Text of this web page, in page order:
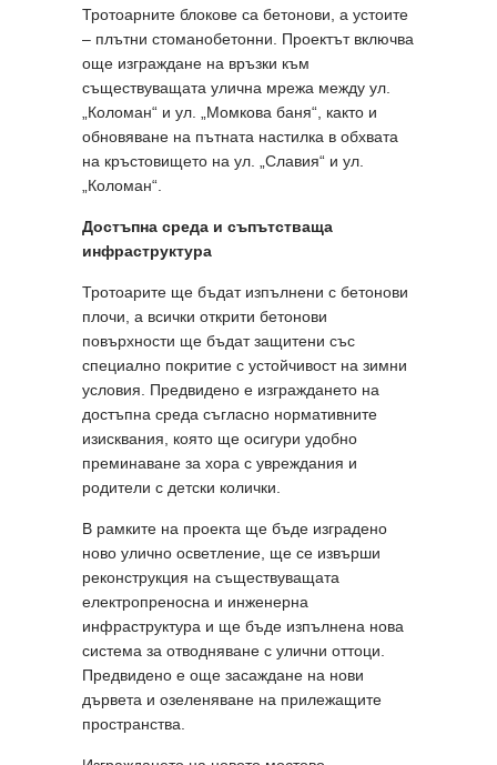
Тротоарните блокове са бетонови, а устоите
– плътни стоманобетонни. Проектът включва
още изграждане на връзки към
съществуващата улична мрежа между ул.
„Коломан“ и ул. „Момкова баня“, както и
обновяване на пътната настилка в обхвата
на кръстовището на ул. „Славия“ и ул.
„Коломан“.
Достъпна среда и съпътстваща
инфраструктура
Тротоарите ще бъдат изпълнени с бетонови
плочи, а всички открити бетонови
повърхности ще бъдат защитени със
специално покритие с устойчивост на зимни
условия. Предвидено е изграждането на
достъпна среда съгласно нормативните
изисквания, която ще осигури удобно
преминаване за хора с увреждания и
родители с детски колички.
В рамките на проекта ще бъде изградено
ново улично осветление, ще се извърши
реконструкция на съществуващата
електропреносна и инженерна
инфраструктура и ще бъде изпълнена нова
система за отводняване с улични оттоци.
Предвидено е още засаждане на нови
дървета и озеленяване на прилежащите
пространства.